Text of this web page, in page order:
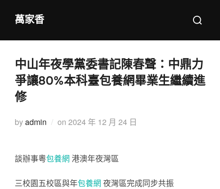
萬家香
Search
中山年夜學黨委書記陳春聲：中鼎力
爭讓80%本科臺包養網畢業生繼續進
修
byadmin on Posted
2024 年 12 月 24 日
談辦事粵包養網 港澳年夜灣區
三校園五校區與年包養網 夜灣區完成同步共振